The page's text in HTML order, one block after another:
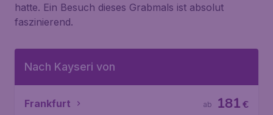
hatte. Ein Besuch dieses Grabmals ist absolut
faszinierend.
Nach Kayseri von
Frankfurt €
181
ab